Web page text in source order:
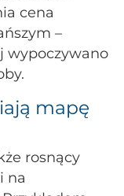
cena
–
wypoczywano
mapę
rosnący
na